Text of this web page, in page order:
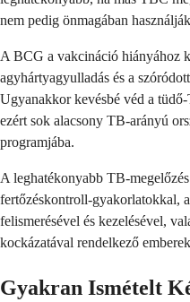
nem pedig önmagában
A BCG a vakcináció hiányához
agyhártyagyulladás és a
Ugyanakkor kevésbé véd a
ezért sok alacsony TB-arányú
programjába.
A leghatékonyabb TB-
fertőzéskontroll-gyakorlatokkal,
felismerésével és kezelésével,
kockázatával rendelkező
Gyakran Ismételt